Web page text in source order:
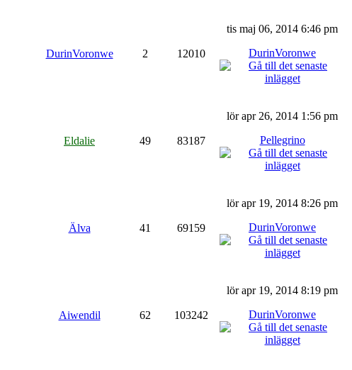
DurinVoronwe 2 12010
tis maj 06, 2014 6:46 pm
DurinVoronwe
Eldalie 49 83187
lör apr 26, 2014 1:56 pm
Pellegrino
Älva 41 69159
lör apr 19, 2014 8:26 pm
DurinVoronwe
Aiwendil 62 103242
lör apr 19, 2014 8:19 pm
DurinVoronwe